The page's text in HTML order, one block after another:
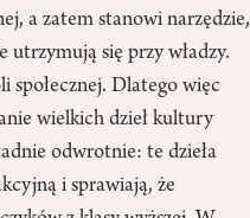
a zatem stanowi narzędzie,
utrzymują się przy władzy.
społecznej. Dlatego więc
wielkich dzieł kultury
odwrotnie: te dzieła
i sprawiają, że